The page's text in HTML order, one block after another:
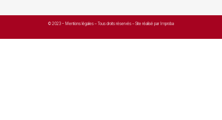
© 2023 – Mentions légales – Tous droits réservés – Site réalisé par Improba